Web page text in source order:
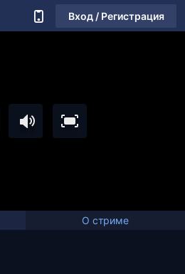
Вход / Регистрация
О стриме